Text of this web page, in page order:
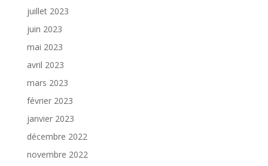
juillet 2023
juin 2023
mai 2023
avril 2023
mars 2023
février 2023
janvier 2023
décembre 2022
novembre 2022